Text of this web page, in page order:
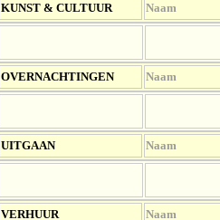
KUNST & CULTUUR Naam
OVERNACHTINGEN Naam
UITGAAN Naam
VERHUUR Naam